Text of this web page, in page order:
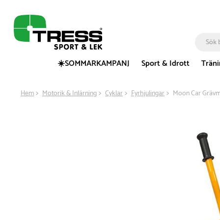
☀️SOMMARKAMPANJ
Sport & Idrott
Hem Motorik & Inlärning Cyklar Fyrhjulingar Moon Car